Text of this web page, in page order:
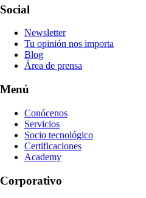
Social
Newsletter
Tu opinión nos importa
Blog
Área de prensa
Menú
Conócenos
Servicios
Socio tecnológico
Certificaciones
Academy
Corporativo